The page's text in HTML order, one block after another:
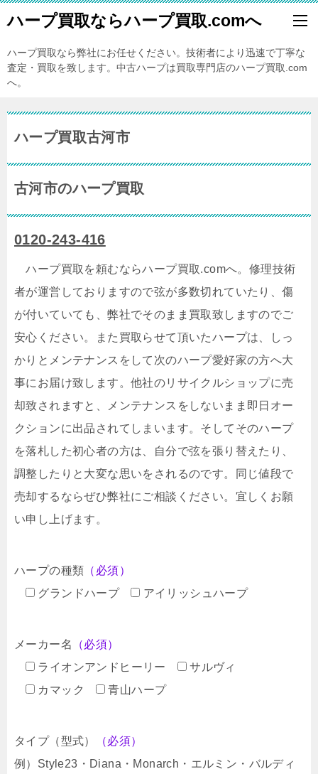
ハープ買取ならハープ買取.comへ
ハープ買取なら弊社にお任せください。技術者により迅速で丁寧な
査定・買取を致します。中古ハープは買取専門店のハープ買取.com
へ。
ハープ買取古河市
古河市のハープ買取
0120-243-416
ハープ買取を頼むならハープ買取.comへ。修理技術
者が運営しておりますので弦が多数切れていたり、傷
が付いていても、弊社でそのまま買取致しますのでご
安心ください。また買取らせて頂いたハープは、しっ
かりとメンテナンスをして次のハープ愛好家の方へ大
事にお届け致します。他社のリサイクルショップに売
却致されますと、メンテナンスをしないまま即日オー
クションに出品されてしまいます。そしてそのハープ
を落札した初心者の方は、自分で弦を張り替えたり、
調整したりと大変な思いをされるのです。同じ値段で
売却するならぜひ弊社にご相談ください。宜しくお願
い申し上げます。
ハープの種類 （必須）
グランドハープ
アイリッシュハープ
メーカー名
（必須）
ライオンアンドヒーリー
サルヴィ
カマック
青山ハープ
タイプ（型式）
（必須）
例）Style23・Diana・Monarch・エルミン・バルディ